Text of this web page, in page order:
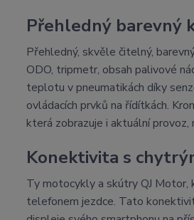
Přehledný barevný
Přehledný, skvěle čitelný,
ODO, tripmetr, obsah palivové
teplotu v pneumatikách díky
ovládacích prvků na řídítkách.
která zobrazuje i aktuální
Konektivita s
Ty motocykly a skútry QJ
telefonem jezdce. Tato